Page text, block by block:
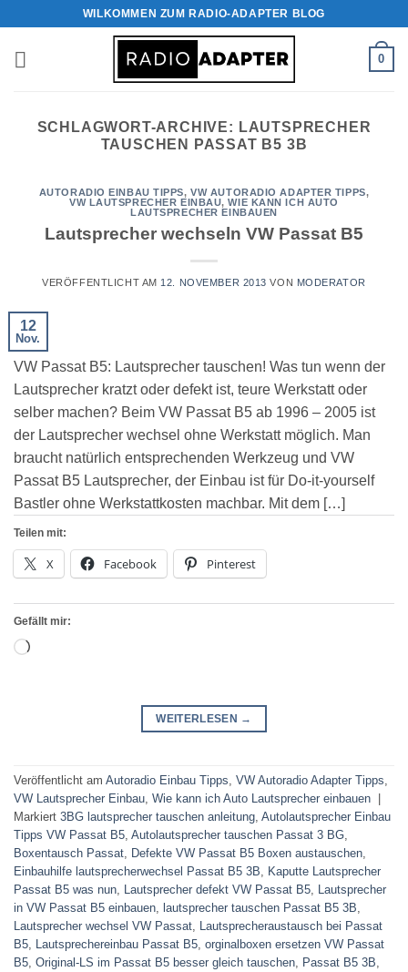
springen
WILKOMMEN ZUM RADIO-ADAPTER BLOG
0
SCHLAGWORT-ARCHIVE: LAUTSPRECHER
TAUSCHEN PASSAT B5 3B
AUTORADIO EINBAU TIPPS,VW AUTORADIO ADAPTER TIPPS,
VW LAUTSPRECHER EINBAU,WIE KANN ICH AUTO
LAUTSPRECHER EINBAUEN
Lautsprecher wechseln VW Passat B5
VERÖFFENTLICHT AM 12. NOVEMBER 2013 VON MODERATOR
12
Nov.
VW Passat B5: Lautsprecher tauschen! Was tun wenn der
Lautsprecher kratzt oder defekt ist, teure Werkstatt oder
selber machen? Beim VW Passat B5 ab 1996 – 2005 ist
der Lautsprecher wechsel ohne Werkstatt möglich. Man
braucht natürlich entsprechenden Werkzeug und VW
Passat B5 Lautsprecher, der Einbau ist für Do-it-yourself
Bastler ohne Werkstattkosten machbar. Mit dem […]
Teilen mit:
X Facebook Pinterest
Gefällt mir:
Wird
WEITERLESEN →
Veröffentlicht am Autoradio Einbau Tipps VW Autoradio Adapter Tipps
VW Lautsprecher Einbau Wie kann ich Auto Lautsprecher einbauen
Markiert 3BG lautsprecher tauschen anleitung Autolautsprecher Einbau
Tipps VW Passat B5 Autolautsprecher tauschen Passat 3 BG
Boxentausch Passat
Defekte VW Passat B5 Boxen austauschen
Einbauhilfe lautsprecherwechsel Passat B5 3B
Kaputte Lautsprecher
Passat B5 was nun
Lautsprecher defekt VW Passat B5
Lautsprecher
in VW Passat B5 einbauen
lautsprecher tauschen Passat B5 3B
Lautsprecher wechsel VW Passat
Lautsprecheraustausch bei Passat
B5
Lautsprechereinbau Passat B5 orginalboxen ersetzen VW Passat
B5 Original-LS im Passat B5 besser gleich tauschen Passat B5 3B